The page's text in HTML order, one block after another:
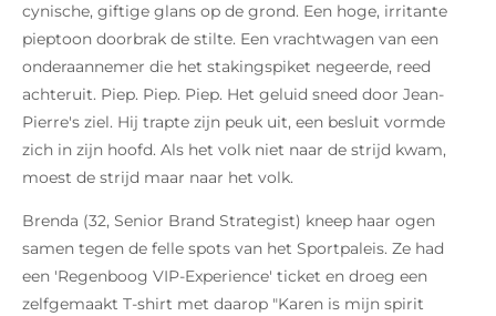
cynische, giftige glans op de grond. Een hoge, irritante
pieptoon doorbrak de stilte. Een vrachtwagen van een
onderaannemer die het stakingspiket negeerde, reed
achteruit. Piep. Piep. Piep. Het geluid sneed door Jean-
Pierre's ziel. Hij trapte zijn peuk uit, een besluit vormde
zich in zijn hoofd. Als het volk niet naar de strijd kwam,
moest de strijd maar naar het volk.
Brenda (32, Senior Brand Strategist) kneep haar ogen
samen tegen de felle spots van het Sportpaleis. Ze had
een 'Regenboog VIP-Experience' ticket en droeg een
zelfgemaakt T-shirt met daarop "Karen is mijn spirit